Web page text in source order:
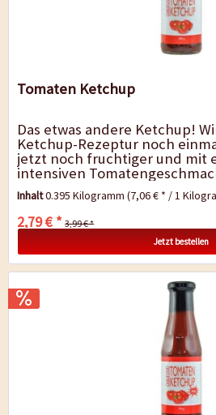
Tomaten Ketchup
Das etwas andere Ketchup!
Ketchup-Rezeptur noch
jetzt noch fruchtiger und mit
intensiven
Sonnenverwöhnte
genau die richtige...
Inhalt0.395 Kilogramm(7,06 € * / 1
2,79 € * 3,99 € *
Jetzt bestellen